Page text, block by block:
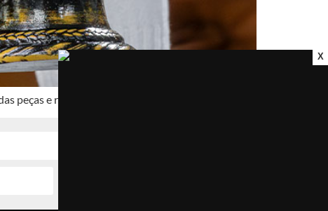
peças e reduzir estoque na joalheria.
X